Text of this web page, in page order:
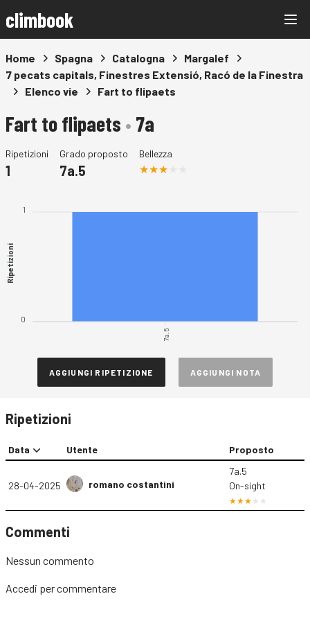
climbook
Home Spagna Catalogna
Margalef
7 pecats capitals, Finestres Extensió, Racó de la Finestra
Elenco vie
Fart to flipaets
Fart to flipaets • 7a
Ripetizioni
1
Grado proposto
7a.5
Bellezza
1
0
Ripetizioni
7a.5
AGGIUNGI RIPETIZIONE AGGIUNGI NOTA
Ripetizioni
Data Utente Proposto
28-04-2025 romano costantini
7a.5
On-sight
Commenti
Nessun commento
Accedi per commentare